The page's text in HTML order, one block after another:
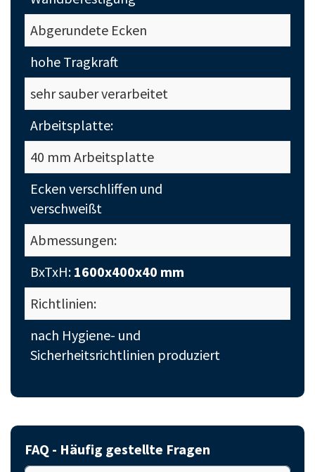
Abgerundete Ecken
hohe Tragkraft
sehr sauber verarbeitet
Arbeitsplatte:
40 mm Arbeitsplatte
Ecken verschliffen und
verschweißt
Abmessungen:
BxTxH: 1600x400x40 mm
Richtlinien:
nach Hygiene- und
Sicherheitsrichtlinien produziert
FAQ - Häufig gestellte Fragen